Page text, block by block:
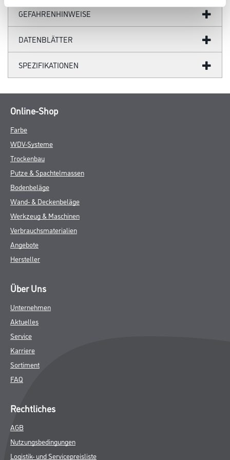
GEFAHRENHINWEISE
DATENBLÄTTER
SPEZIFIKATIONEN
Online-Shop
Farbe
WDV-Systeme
Trockenbau
Putze & Spachtelmassen
Bodenbeläge
Wand- & Deckenbeläge
Werkzeug & Maschinen
Verbrauchsmaterialien
Angebote
Hersteller
Über Uns
Unternehmen
Aktuelles
Service
Karriere
Sortiment
FAQ
Rechtliches
AGB
Nutzungsbedingungen
Logistik- und Servicepreisliste